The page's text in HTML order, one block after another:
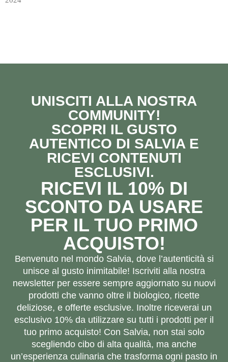
UNISCITI ALLA NOSTRA
COMMUNITY!
SCOPRI IL GUSTO
AUTENTICO DI SALVIA E
RICEVI CONTENUTI
ESCLUSIVI.
RICEVI IL 10% DI
SCONTO DA USARE
PER IL TUO PRIMO
ACQUISTO!
Benvenuto nel mondo Salvia, dove l’autenticità si
unisce al gusto inimitabile! Iscriviti alla nostra
newsletter per essere sempre aggiornato su nuovi
prodotti che vanno oltre il biologico, ricette
deliziose, e offerte esclusive. Inoltre riceverai un
esclusivo 10% da utilizzare su tutti i prodotti per il
tuo primo acquisto! Con Salvia, non stai solo
scegliendo cibo di alta qualità, ma anche
un’esperienza culinaria che trasforma ogni pasto in